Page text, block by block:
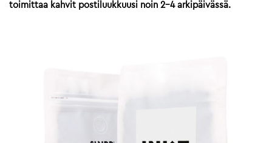
toimittaa kahvit postiluukkuusi noin 2-4 arkipäivässä.